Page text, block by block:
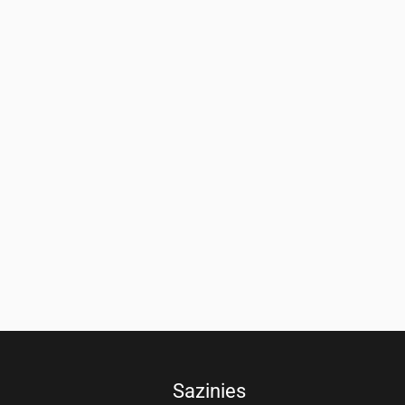
Sazinies